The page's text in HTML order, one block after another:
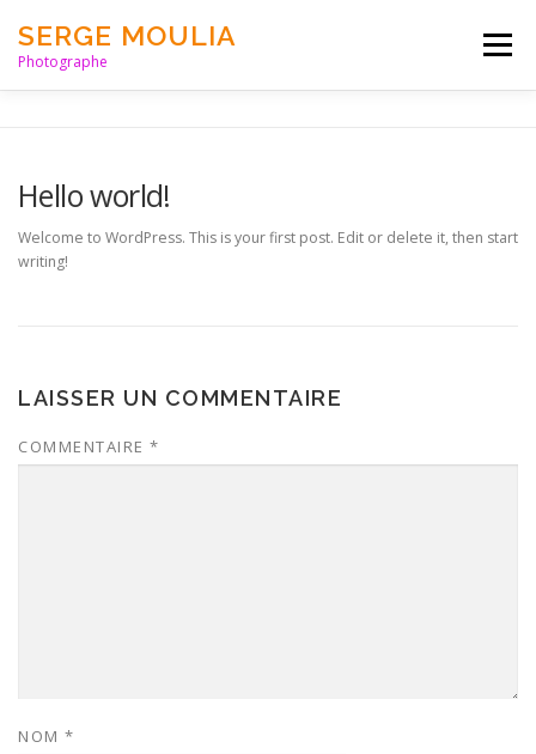
contenu
SERGE MOULIA
Photographe
Menu
Hello world!
Welcome to WordPress. This is your first post. Edit or delete it, then start
writing!
LAISSER UN COMMENTAIRE
COMMENTAIRE *
NOM *